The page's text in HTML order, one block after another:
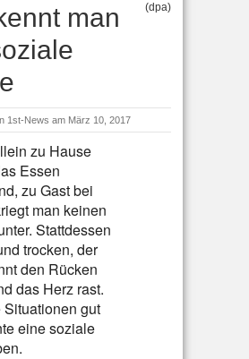
man
(dpa)
1st-News am März 10, 2017
zu Hause
Essen
zu Gast bei
man keinen
Stattdessen
trocken, der
den Rücken
das Herz rast.
gut
eine soziale